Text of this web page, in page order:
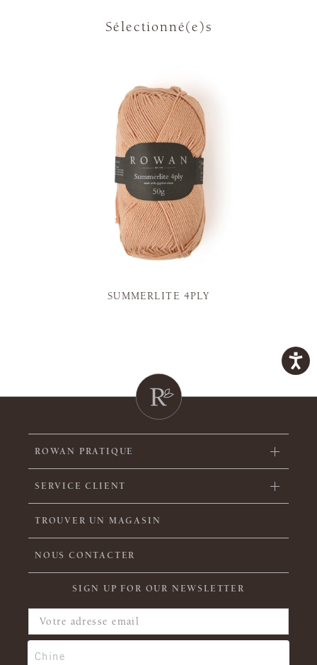
Sélectionné(e)s
SUMMERLITE 4PLY
ROWAN PRATIQUE
SERVICE CLIENT
TROUVER UN MAGASIN
NOUS CONTACTER
SIGN UP FOR OUR NEWSLETTER